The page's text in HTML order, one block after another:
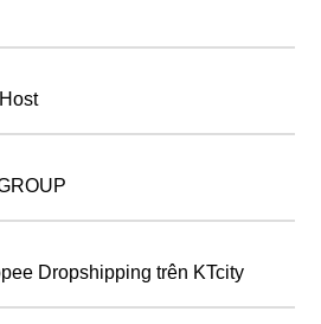
Dropshipping trên KTcity